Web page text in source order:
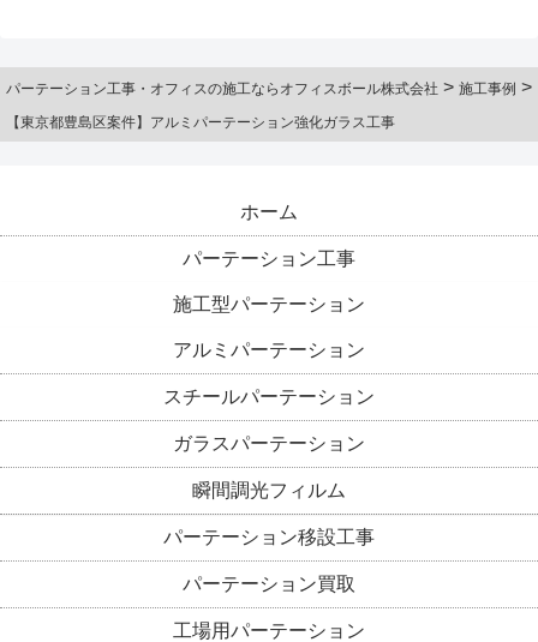
パーテーション工事・オフィスの施工ならオフィスボール株式会社 > 施工事例 >
【東京都豊島区案件】アルミパーテーション強化ガラス工事
ホーム
パーテーション工事
施工型パーテーション
アルミパーテーション
スチールパーテーション
ガラスパーテーション
瞬間調光フィルム
パーテーション移設工事
パーテーション買取
工場用パーテーション